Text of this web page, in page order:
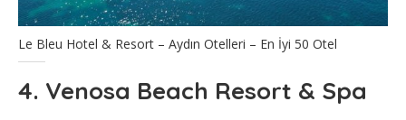
Le Bleu Hotel & Resort – Aydın Otelleri – En İyi 50 Otel
4. Venosa Beach Resort & Spa